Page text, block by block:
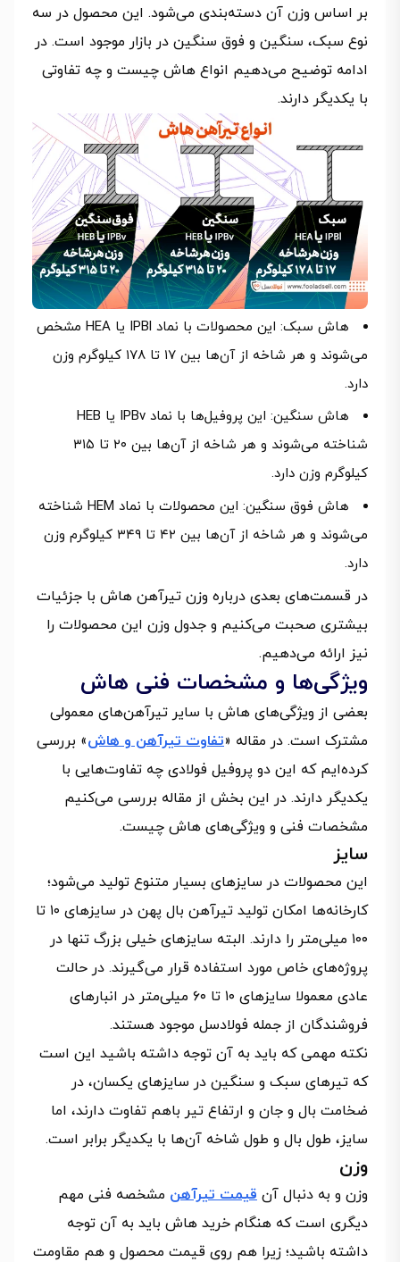
بر اساس وزن آن دسته‌بندی می‌شود. این محصول در سه
نوع سبک، سنگین و فوق ‌سنگین در بازار موجود است. در
ادامه توضیح می‌دهیم انواع هاش چیست و چه تفاوتی
با یکدیگر دارند.
هاش سبک: این محصولات با نماد IPBl یا HEA مشخص
می‌شوند و هر شاخه از آن‌ها بین ۱۷ تا ۱۷۸ کیلوگرم وزن
دارد.
هاش ‌سنگین: این پروفیل‌ها با نماد IPBv یا HEB
شناخته می‌شوند و هر شاخه از آن‌ها بین ۲۰ تا ۳۱۵
کیلوگرم وزن دارد.
هاش فوق سنگین: این محصولات با نماد HEM شناخته
می‌شوند و هر شاخه از آن‌ها بین ۴۲ تا ۳۴۹ کیلوگرم وزن
دارد.
در قسمت‌های بعدی درباره وزن تیرآهن هاش با جزئیات
بیشتری صحبت می‌کنیم و جدول وزن این محصولات را
نیز ارائه می‌دهیم.
ویژگی‌ها و مشخصات فنی هاش
بعضی از ویژگی‌های هاش با سایر تیرآهن‌های معمولی
مشترک است. در مقاله «تفاوت تیرآهن و هاش» بررسی
کرده‌ایم که این دو پروفیل فولادی چه تفاوت‌هایی با
یکدیگر دارند. در این بخش از مقاله بررسی می‌کنیم
مشخصات فنی و ویژگی‌های هاش چیست.
سایز
این محصولات در سایزهای بسیار متنوع تولید می‌شود؛
کارخانه‌ها امکان تولید تیرآهن بال پهن در سایزهای ۱۰ تا
۱۰۰ میلی‌متر را دارند. البته سایزهای خیلی بزرگ تنها در
پروژه‌های خاص مورد استفاده قرار می‌گیرند. در حالت
عادی معمولا سایزهای ۱۰ تا ۶۰ میلی‌متر در انبارهای
فروشندگان از جمله فولادسل موجود هستند.
نکته مهمی که باید به آن توجه داشته باشید این است
که تیرهای سبک و سنگین در سایزهای یکسان، در
ضخامت بال و جان و ارتفاع تیر باهم تفاوت دارند، اما
سایز، طول بال و طول شاخه آن‌ها با یکدیگر برابر است.
وزن
وزن و به دنبال آن قیمت تیرآهن مشخصه فنی مهم
دیگری است که هنگام خرید هاش باید به آن توجه
داشته باشید؛‌ زیرا هم روی قیمت محصول و هم مقاومت